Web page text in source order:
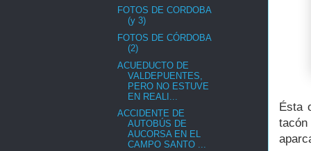
Ésta
FOTOS DE CORDOBA
(y 3)
FOTOS DE CÓRDOBA
(2)
ACUEDUCTO DE
VALDEPUENTES,
PERO NO ESTUVE
EN REALI...
ACCIDENTE DE
AUTOBÚS DE
AUCORSA EN EL
CAMPO SANTO ...